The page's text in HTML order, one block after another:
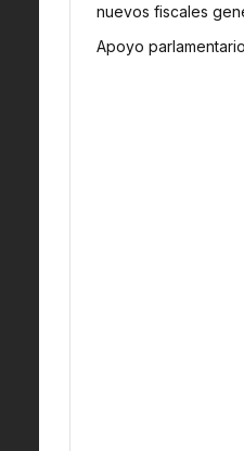
nuevos fiscales
Apoyo